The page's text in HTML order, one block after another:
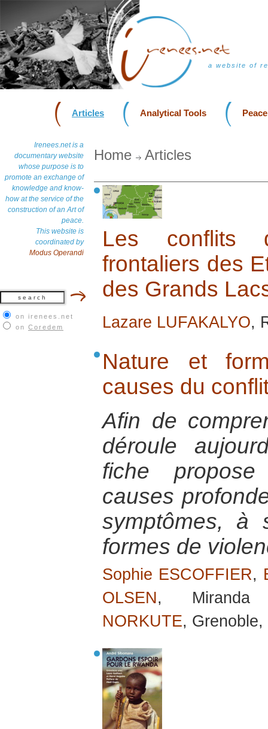
a website of
Articles Analytical Tools
Irenees.net is a
documentary website
whose purpose is to
promote an exchange of
knowledge and know-
how at the service of the
construction of an Art of
peace.
This website is
coordinated by
Modus Operandi
on irenees.net
on Coredem
Home Articles
Les conflits
frontaliers des
des Grands
Lazare LUFAKALYO,
Nature et
causes du
Afin de
déroule
fiche
causes
symptômes, à
formes de
Sophie ESCOFFIER,
OLSEN, Miranda
NORKUTE,